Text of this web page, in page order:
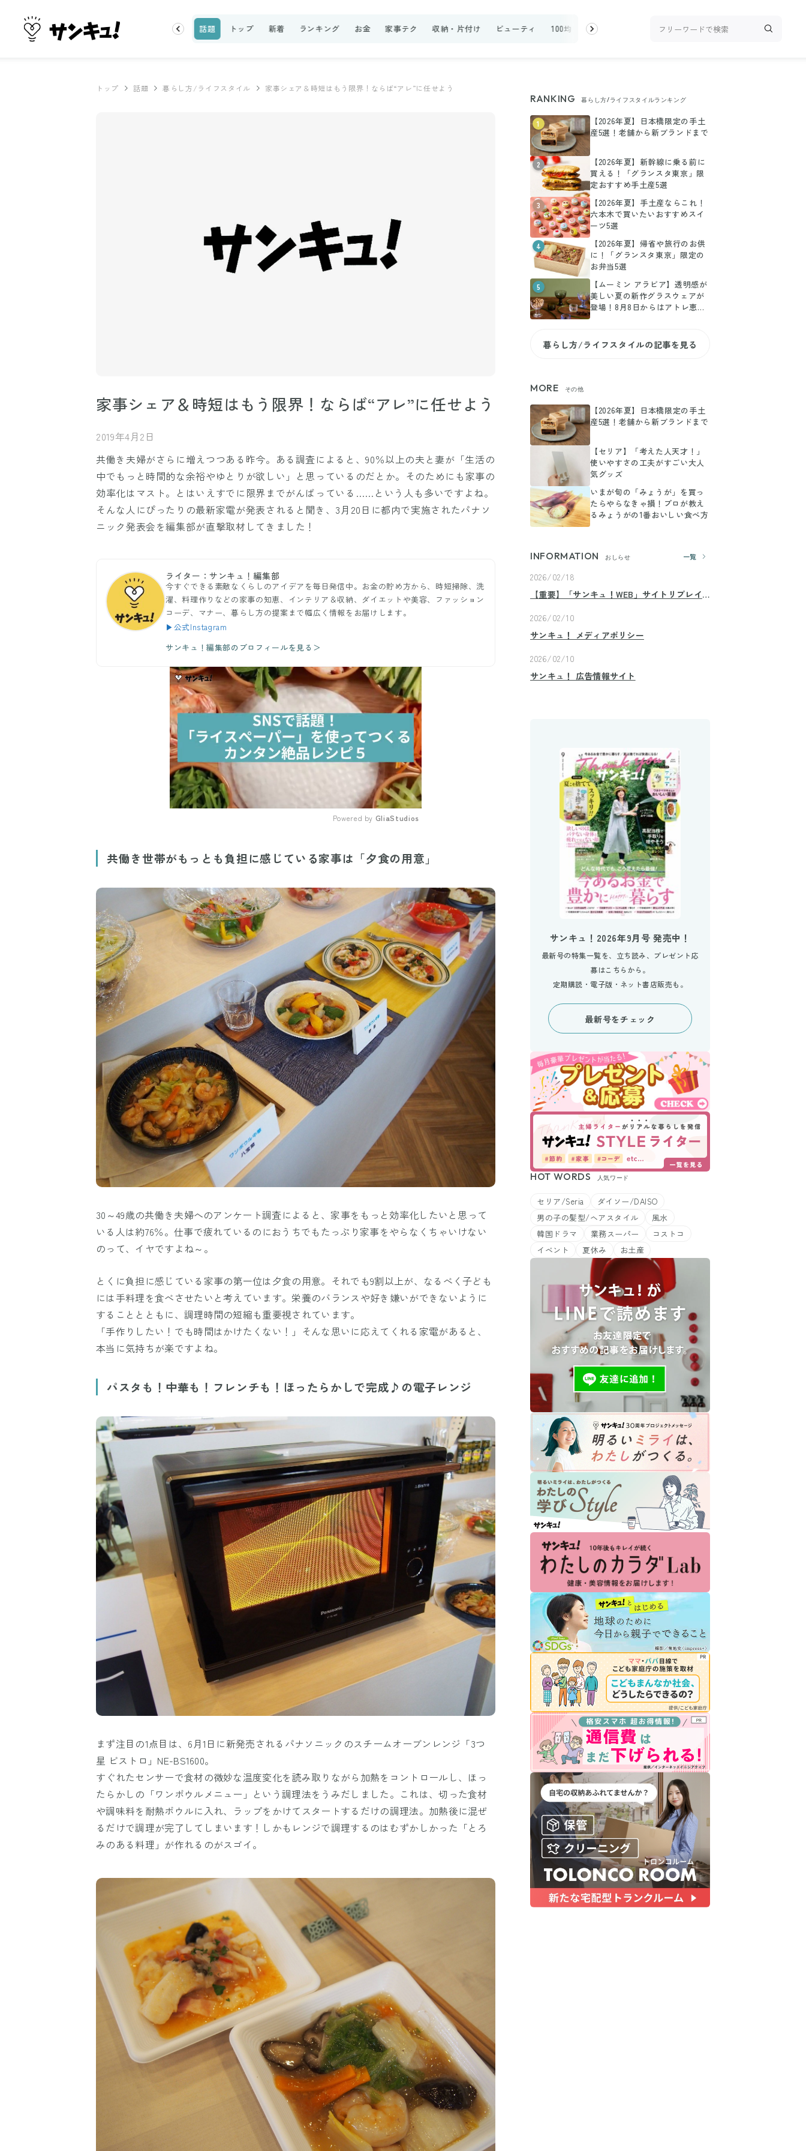
100均・雑貨 スーパー 料理レシピ 話題 トップ 新着 ランキング お金 家事テク 収納・片付け ビューティ 100均・雑貨 料理レシピ 話題
トップ 話題 暮らし方/ライフスタイル 家事シェア＆時短はもう限界！ならば“アレ”に任せよう
家事シェア＆時短はもう限界！ならば“アレ”に任せよう
2019年4月2日
共働き夫婦がさらに増えつつある昨今。ある調査によると、90％以上の夫と妻が「生活の
中でもっと時間的な余裕やゆとりが欲しい」と思っているのだとか。そのためにも家事の
効率化はマスト。とはいえすでに限界までがんばっている……という人も多いですよね。
そんな人にぴったりの最新家電が発表されると聞き、3月20日に都内で実施されたパナソ
ニック発表会を編集部が直撃取材してきました！
ライター：サンキュ！編集部
今すぐできる素敵なくらしのアイデアを毎日発信中。お金の貯め方から、時短掃除、洗
濯、料理作りなどの家事の知恵、インテリア＆収納、ダイエットや美容、ファッション
コーデ、マナー、暮らし方の提案まで幅広く情報をお届けします。
▶公式Instagram
サンキュ！編集部のプロフィールを見る＞
Mute
Powered by GliaStudios
共働き世帯がもっとも負担に感じている家事は「夕食の用意」
30～49歳の共働き夫婦へのアンケート調査によると、家事をもっと効率化したいと思って
いる人は約76％。仕事で疲れているのにおうちでもたっぷり家事をやらなくちゃいけない
のって、イヤですよね～。
とくに負担に感じている家事の第一位は夕食の用意。それでも9割以上が、なるべく子ども
には手料理を食べさせたいと考えています。栄養のバランスや好き嫌いができないように
することとともに、調理時間の短縮も重要視されています。
「手作りしたい！でも時間はかけたくない！」そんな思いに応えてくれる家電があると、
本当に気持ちが楽ですよね。
パスタも！中華も！フレンチも！ほったらかしで完成♪の電子レンジ
まず注目の1点目は、6月1日に新発売されるパナソニックのスチームオーブンレンジ「3つ
星 ビストロ」NE-BS1600。
すぐれたセンサーで食材の微妙な温度変化を読み取りながら加熱をコントロールし、ほっ
たらかしの「ワンボウルメニュー」という調理法をうみだしました。これは、切った食材
や調味料を耐熱ボウルに入れ、ラップをかけてスタートするだけの調理法。加熱後に混ぜ
るだけで調理が完了してしまいます！しかもレンジで調理するのはむずかしかった「とろ
みのある料理」が作れるのがスゴイ。
RANKING 暮らし方/ライフスタイルランキング
1
【2026年夏】日本橋限定の手土
産5選！老舗から新ブランドまで
2
【2026年夏】新幹線に乗る前に
買える！「グランスタ東京」限
定おすすめ手土産5選
3
【2026年夏】手土産ならこれ！
六本木で買いたいおすすめスイ
ーツ5選
4
【2026年夏】帰省や旅行のお供
に！「グランスタ東京」限定の
お弁当5選
5
【ムーミン アラビア】透明感が
美しい夏の新作グラスウェアが
登場！8月8日からはアトレ恵比
暮らし方/ライフスタイルの記事を見る
MORE その他
【2026年夏】日本橋限定の手土
産5選！老舗から新ブランドまで
【セリア】「考えた人天才！」
使いやすさの工夫がすごい大人
気グッズ
いまが旬の「みょうが」を買っ
たらやらなきゃ損！プロが教え
るみょうがの1番おいしい食べ方
INFORMATION おしらせ 一覧
2026/02/18
【重要】「サンキュ！WEB」サイトリプレイ
2026/02/10
サンキュ！ メディアポリシー
2026/02/10
サンキュ！ 広告情報サイト
サンキュ！2026年9月号 発売中！
最新号の特集一覧を、立ち読み、プレゼント応
募はこちらから。
定期購読・電子版・ネット書店販売も。
最新号をチェック
HOT WORDS 人気ワード
セリア/Seria
ダイソー/DAISO
男の子の髪型/ヘアスタイル
風水
韓国ドラマ
業務スーパー
コストコ
イベント
夏休み お土産